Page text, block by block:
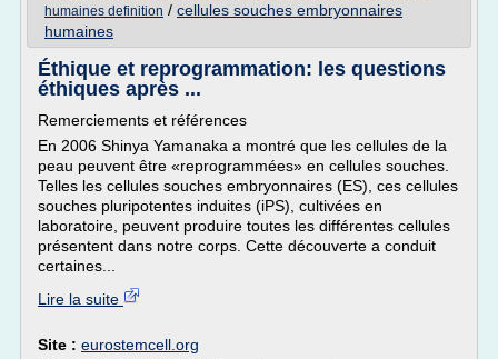
humaines definition / cellules souches embryonnaires
humaines
Éthique et reprogrammation: les questions
éthiques après ...
Remerciements et références
En 2006 Shinya Yamanaka a montré que les cellules de la
peau peuvent être «reprogrammées» en cellules souches.
Telles les cellules souches embryonnaires (ES), ces cellules
souches pluripotentes induites (iPS), cultivées en
laboratoire, peuvent produire toutes les différentes cellules
présentent dans notre corps. Cette découverte a conduit
certaines...
Lire la suite
Site : eurostemcell.org